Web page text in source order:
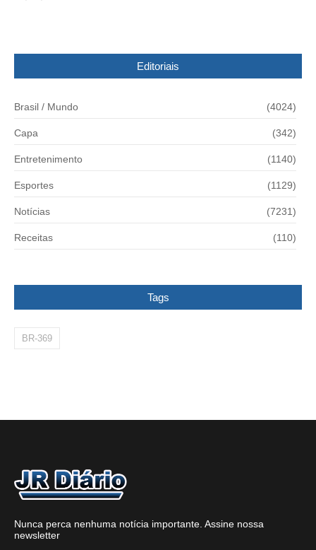
Editoriais
Brasil / Mundo (4024)
Capa (342)
Entretenimento (1140)
Esportes (1129)
Notícias (7231)
Receitas (110)
Tags
BR-369
Nunca perca nenhuma notícia importante. Assine nossa
newsletter